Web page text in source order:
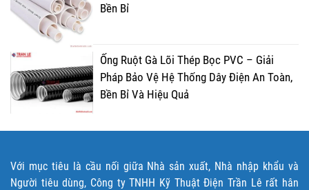
Bền Bỉ
Ống Ruột Gà Lõi Thép Bọc PVC – Giải
Pháp Bảo Vệ Hệ Thống Dây Điện An Toàn,
Bền Bỉ Và Hiệu Quả
Với mục tiêu là cầu nối giữa Nhà sản xuất, Nhà nhập khẩu và
Người tiêu dùng, Công ty TNHH Kỹ Thuật Điện Trần Lê rất hân